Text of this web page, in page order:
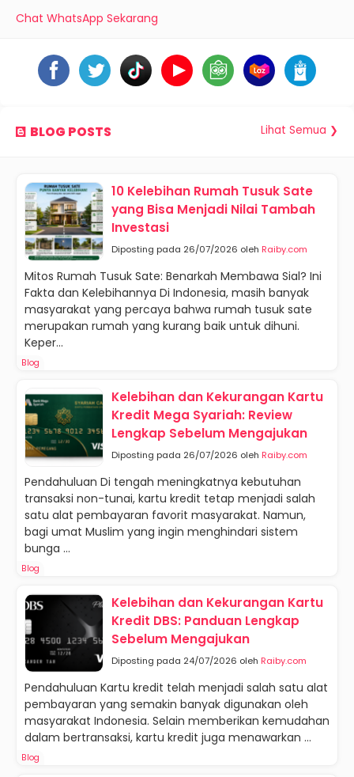
Chat WhatsApp Sekarang
BLOG POSTS
10 Kelebihan Rumah Tusuk Sate
yang Bisa Menjadi Nilai Tambah
Investasi
Diposting pada 26/07/2026 oleh Raiby.com
Mitos Rumah Tusuk Sate: Benarkah Membawa Sial? Ini
Fakta dan Kelebihannya Di Indonesia, masih banyak
masyarakat yang percaya bahwa rumah tusuk sate
merupakan rumah yang kurang baik untuk dihuni.
Keper...
Blog
Kelebihan dan Kekurangan Kartu
Kredit Mega Syariah: Review
Lengkap Sebelum Mengajukan
Diposting pada 26/07/2026 oleh Raiby.com
Pendahuluan Di tengah meningkatnya kebutuhan
transaksi non-tunai, kartu kredit tetap menjadi salah
satu alat pembayaran favorit masyarakat. Namun,
bagi umat Muslim yang ingin menghindari sistem
bunga ...
Blog
Kelebihan dan Kekurangan Kartu
Kredit DBS: Panduan Lengkap
Sebelum Mengajukan
Diposting pada 24/07/2026 oleh Raiby.com
Pendahuluan Kartu kredit telah menjadi salah satu alat
pembayaran yang semakin banyak digunakan oleh
masyarakat Indonesia. Selain memberikan kemudahan
dalam bertransaksi, kartu kredit juga menawarkan ...
Blog
Lihat Semua ❯